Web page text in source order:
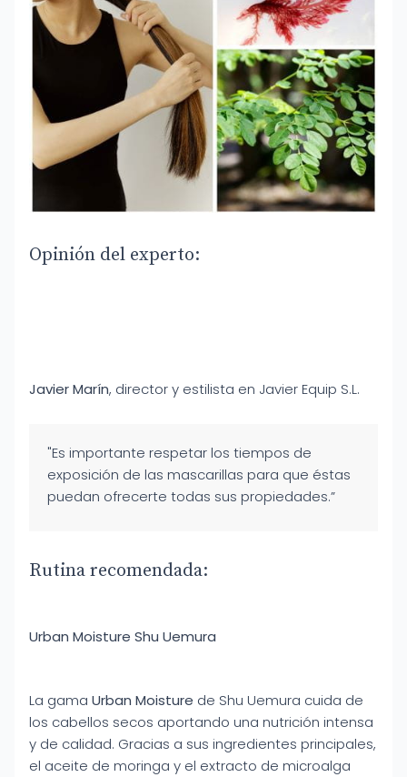
Opinión del experto:
Javier Marín, director y estilista en Javier Equip S.L.
"Es importante respetar los tiempos de
exposición de las mascarillas para que éstas
puedan ofrecerte todas sus propiedades.”
Rutina recomendada:
Urban Moisture Shu Uemura
La gama Urban Moisture de Shu Uemura cuida de
los cabellos secos aportando una nutrición intensa
y de calidad. Gracias a sus ingredientes principales,
el aceite de moringa y el extracto de microalga